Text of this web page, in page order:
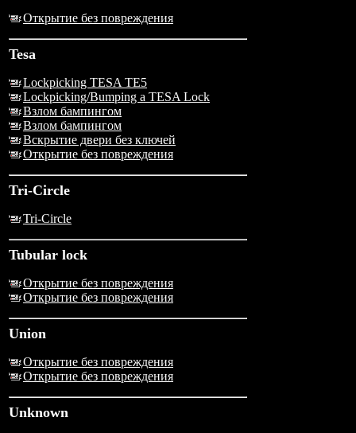
Открытие без повреждения
Tesa
Lockpicking TESA TE5
Lockpicking/Bumping a TESA Lock
Взлом бампингом
Взлом бампингом
Вскрытие двери без ключей
Открытие без повреждения
Tri-Circle
Tri-Circle
Tubular lock
Открытие без повреждения
Открытие без повреждения
Union
Открытие без повреждения
Открытие без повреждения
Unknown